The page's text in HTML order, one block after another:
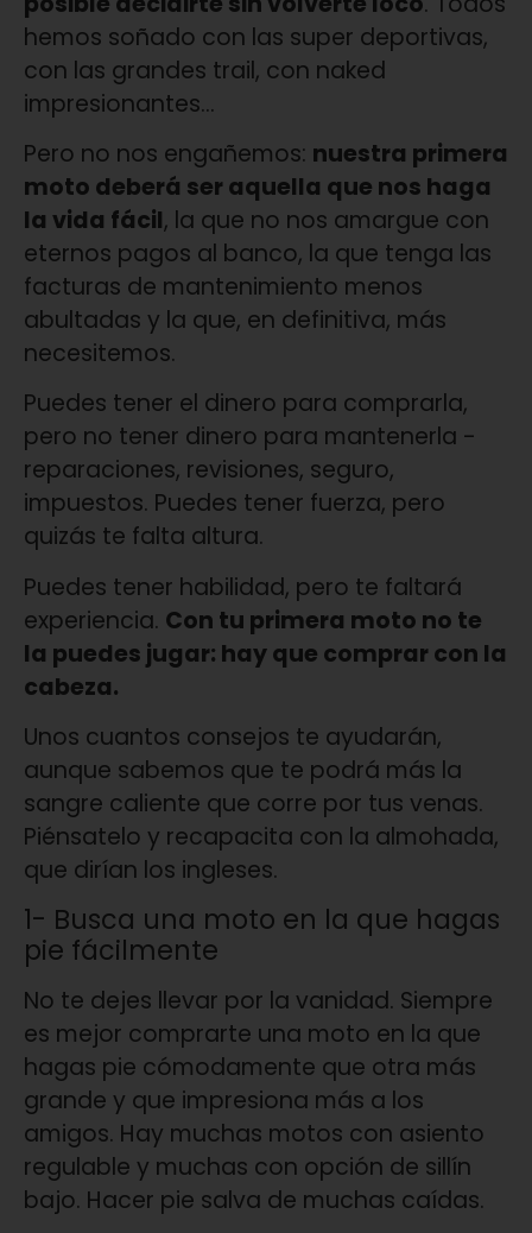
hemos soñado con las super deportivas,
con las gran­des trail, con naked
impresionan­tes…
Pero no nos engañemos: nuestra primera
moto deberá ser aquella que nos haga
la vida fácil, la que no nos amargue con
eternos pagos al banco, la que tenga las
facturas de mantenimiento menos
abultadas y la que, en definitiva, más
necesitemos.
Puedes tener el dinero para comprarla,
pero no tener dinero para mantenerla -
reparaciones, revisiones, seguro,
impuestos. Puedes tener fuerza, pero
quizás te falta altura.
Puedes tener habilidad, pero te faltará
experiencia. Con tu primera moto no te
la puedes jugar: hay que comprar con la
cabeza.
Unos cuantos consejos te ayudarán,
aunque sabemos que te podrá más la
sangre caliente que corre por tus venas.
Piénsatelo y recapacita con la almohada,
que dirían los ingleses.
1- Busca una moto en la que hagas
pie fácilmente
No te dejes llevar por la vanidad. Siempre
es mejor comprarte una moto en la que
hagas pie cómo­damente que otra más
grande y que impresiona más a los
amigos. Hay muchas motos con asiento
regulable y muchas con opción de sillín
bajo. Hacer pie salva de muchas caídas.